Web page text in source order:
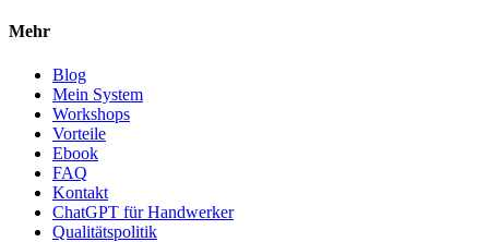
Mehr
Blog
Mein System
Workshops
Vorteile
Ebook
FAQ
Kontakt
ChatGPT für Handwerker
Qualitätspolitik